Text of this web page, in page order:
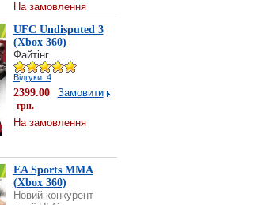
На замовлення
UFC Undisputed 3
(Xbox 360)
Файтінг
Відгуки: 4
2399.00
грн.
Замовити
На замовлення
EA Sports MMA
(Xbox 360)
Новий конкурент